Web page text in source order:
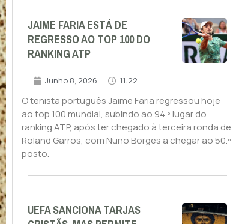
JAIME FARIA ESTÁ DE
REGRESSO AO TOP 100 DO
RANKING ATP
Junho 8, 2026 11:22
O tenista português Jaime Faria regressou hoje
ao top 100 mundial, subindo ao 94.º lugar do
ranking ATP, após ter chegado à terceira ronda de
Roland Garros, com Nuno Borges a chegar ao 50.º
posto.
UEFA SANCIONA TARJAS